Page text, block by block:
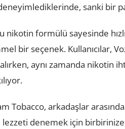
sanki bir
nikotin formülü sayesinde
bir seçenek. Kullanıcılar,
aynı zamanda nikotin
Tobacco, arkadaşlar
lezzeti denemek için